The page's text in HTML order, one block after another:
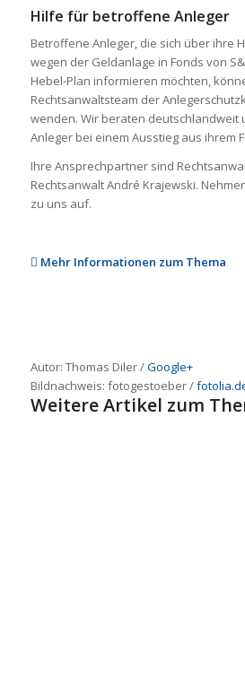
Hilfe für betroffene Anleger
Betroffene Anleger, die sich über ihre
wegen der Geldanlage in Fonds von
Hebel-Plan informieren möchten,
Rechtsanwaltsteam der
wenden. Wir beraten deutschlandweit
Anleger bei einem Ausstieg aus ihrem
Ihre Ansprechpartner sind
Rechtsanwalt André Krajewski.
zu uns auf.
Mehr Informationen zum Thema
Autor: Thomas Diler /Google+
Bildnachweis: fotogestoeber/
Weitere Artikel zum